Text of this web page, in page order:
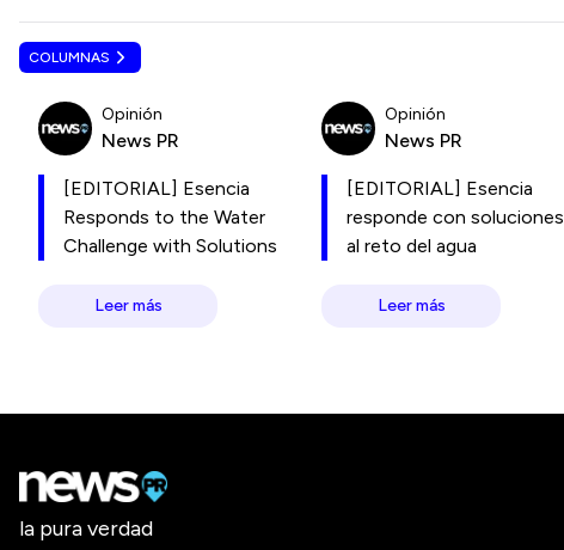
COLUMNAS
Opinión
News PR
[EDITORIAL] Esencia
Responds to the Water
Challenge with Solutions
Leer más
Opinión
News PR
[EDITORIAL] Esencia
responde con soluciones
al reto del agua
Leer más
la pura verdad